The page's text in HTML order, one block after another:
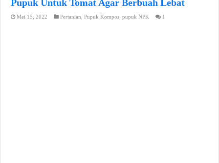
Pupuk Untuk Tomat Agar Berbuah Lebat
Mei 15, 2022 Pertanian ,Pupuk Kompos ,pupuk NPK 1